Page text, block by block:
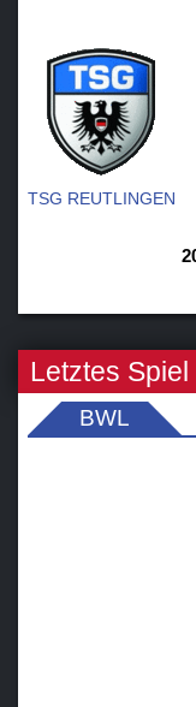
TSG REUTLINGEN
Letztes Spiel
BWL